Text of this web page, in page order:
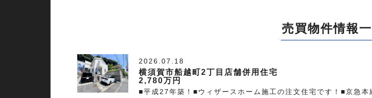
売買物件情報
2026.07.18
横須賀市船越町2丁目店舗併用住宅
2,780万円
■平成27年築！■ウィザースホーム施工の注文住宅です！■京急本